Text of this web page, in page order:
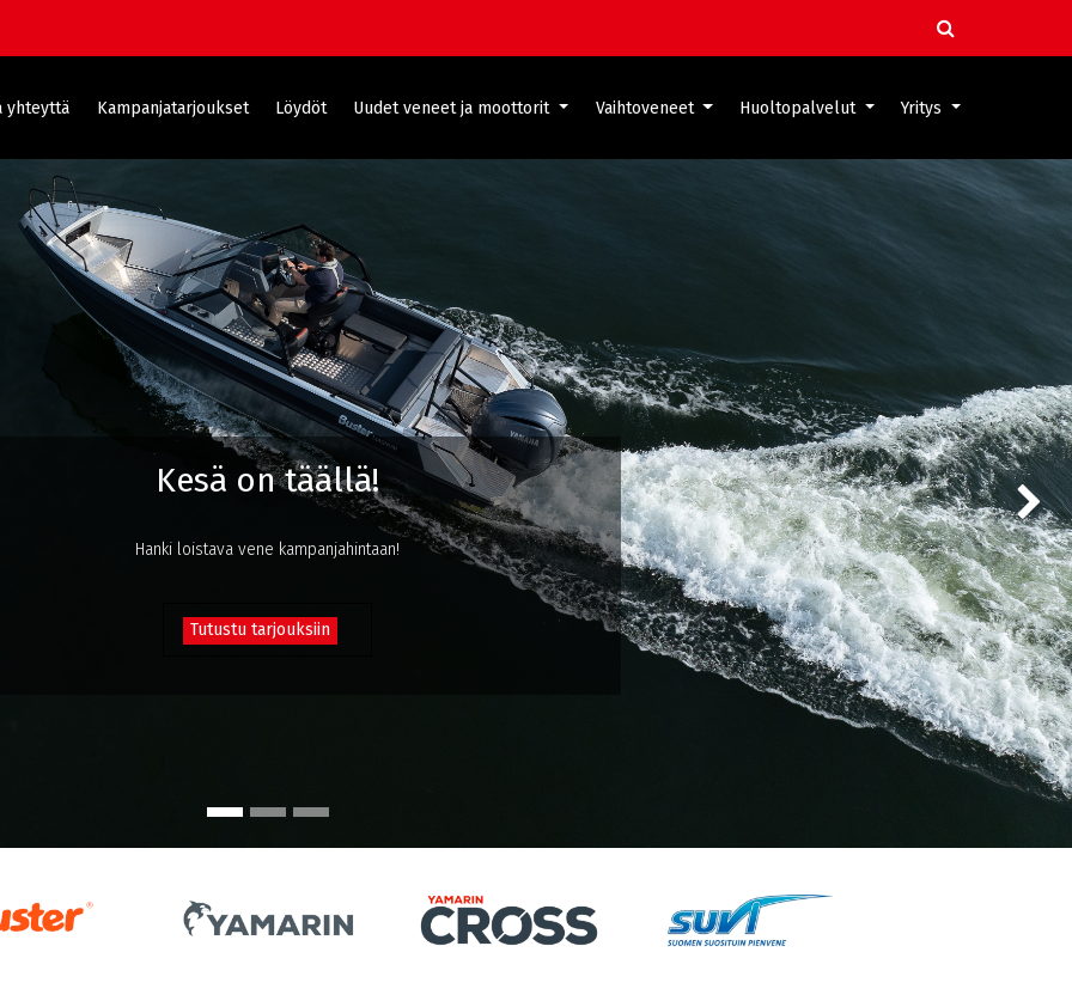
yhteyttä Kampanjatarjoukset Löydöt Uudet veneet ja moottorit Vaihtoveneet Huoltopalvelut Yritys
Kesä on täällä!
Hanki loistava vene kampanjahintaan!
Tutustu tarjouksiin
Next